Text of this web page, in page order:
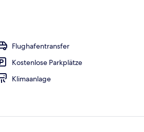
Flughafentransfer
Kostenlose Parkplätze
Klimaanlage